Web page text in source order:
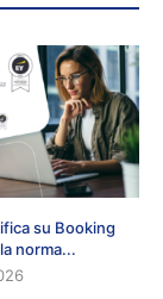
su Booking
norma...